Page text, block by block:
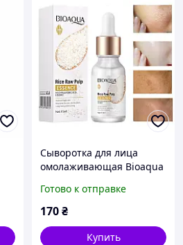
Сыворотка для лица
омолаживающая Bioaqua
экстрактом риса
Готово к отправке
170₴
Купить